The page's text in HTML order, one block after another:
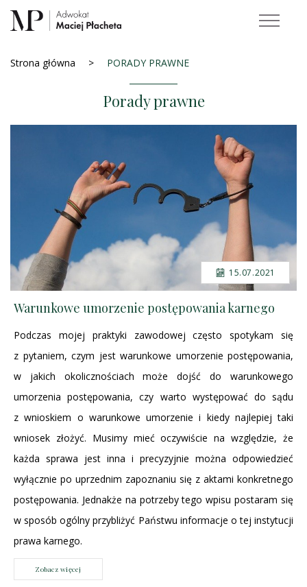
Strona główna PORADY PRAWNE
Porady prawne
15.07.2021
Warunkowe umorzenie postępowania karnego
Podczas mojej praktyki zawodowej często spotykam się
z pytaniem, czym jest warunkowe umorzenie postępowania,
w jakich okolicznościach może dojść do warunkowego
umorzenia postępowania, czy warto występować do sądu
z wnioskiem o warunkowe umorzenie i kiedy najlepiej taki
wniosek złożyć. Musimy mieć oczywiście na względzie, że
każda sprawa jest inna i precyzyjnie można odpowiedzieć
wyłącznie po uprzednim zapoznaniu się z aktami konkretnego
postępowania. Jednakże na potrzeby tego wpisu postaram się
w sposób ogólny przybliżyć Państwu informacje o tej instytucji
prawa karnego.
Zobacz więcej